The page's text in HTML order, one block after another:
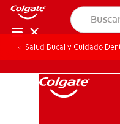
Salud Bucal y Cuidado